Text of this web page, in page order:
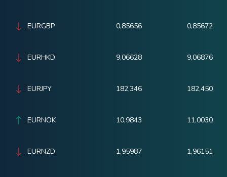
EURGBP 0,85656 0,85672
EURHKD 9,06628 9,06876
EURJPY 182,346 182,450
EURNOK 10,9843 11,0030
EURNZD 1,95987 1,96151